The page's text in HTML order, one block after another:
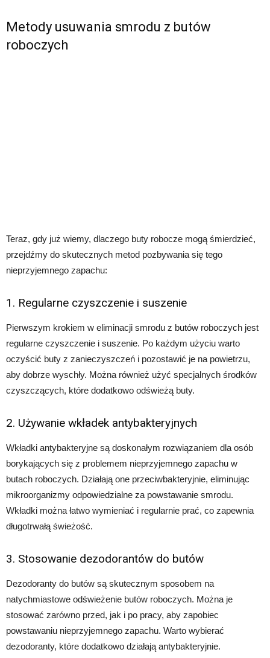
Metody usuwania smrodu z butów
roboczych
Teraz, gdy już wiemy, dlaczego buty robocze mogą śmierdzieć,
przejdźmy do skutecznych metod pozbywania się tego
nieprzyjemnego zapachu:
1. Regularne czyszczenie i suszenie
Pierwszym krokiem w eliminacji smrodu z butów roboczych jest
regularne czyszczenie i suszenie. Po każdym użyciu warto
oczyścić buty z zanieczyszczeń i pozostawić je na powietrzu,
aby dobrze wyschły. Można również użyć specjalnych środków
czyszczących, które dodatkowo odświeżą buty.
2. Używanie wkładek antybakteryjnych
Wkładki antybakteryjne są doskonałym rozwiązaniem dla osób
borykających się z problemem nieprzyjemnego zapachu w
butach roboczych. Działają one przeciwbakteryjnie, eliminując
mikroorganizmy odpowiedzialne za powstawanie smrodu.
Wkładki można łatwo wymieniać i regularnie prać, co zapewnia
długotrwałą świeżość.
3. Stosowanie dezodorantów do butów
Dezodoranty do butów są skutecznym sposobem na
natychmiastowe odświeżenie butów roboczych. Można je
stosować zarówno przed, jak i po pracy, aby zapobiec
powstawaniu nieprzyjemnego zapachu. Warto wybierać
dezodoranty, które dodatkowo działają antybakteryjnie.